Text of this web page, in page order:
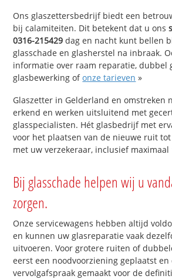
Ons glaszettersbedrijf biedt een
bij calamiteiten. Dit betekent dat u ons
0316-215429 dag en nacht kunt bellen
glasschade en glasherstel na inbraak.
informatie over raam reparatie, dubbel
glasbewerking ofonze tarieven »
Glaszetter in Gelderland en omstreken
erkend en werken uitsluitend met
glasspecialisten. Hét glasbedrijf met
voor het plaatsen van de nieuwe ruit
met uw verzekeraar, inclusief
Bij glasschade helpen wij u
zorgen.
Onze servicewagens hebben altijd
en kunnen uw glasreparatie vaak
uitvoeren. Voor grotere ruiten of
eerst een noodvoorziening geplaatst en
vervolgafspraak gemaakt voor de